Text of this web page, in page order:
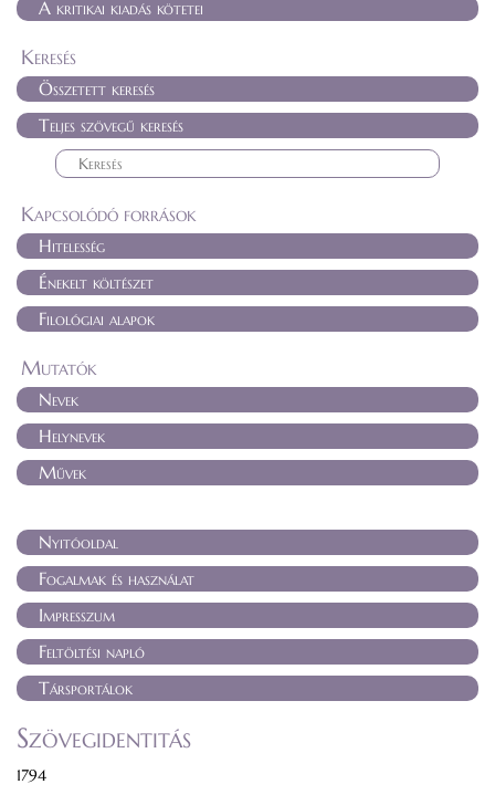
A kritikai kiadás kötetei
Keresés
Összetett keresés
Teljes szövegű keresés
Kapcsolódó források
Hitelesség
Énekelt költészet
Filológiai alapok
Mutatók
Nevek
Helynevek
Művek
Nyitóoldal
Fogalmak és használat
Impresszum
Feltöltési napló
Társportálok
Szövegidentitás
1794